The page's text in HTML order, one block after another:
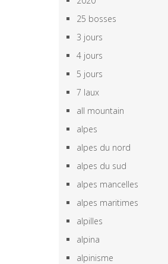
25 bosses
3 jours
4 jours
5 jours
7 laux
all mountain
alpes
alpes du nord
alpes du sud
alpes mancelles
alpes maritimes
alpilles
alpina
alpinisme